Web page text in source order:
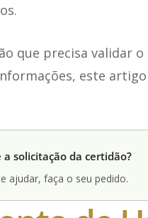
que precisa validar
este
a solicitação da certidão?
ajudar, faça o seu pedido.